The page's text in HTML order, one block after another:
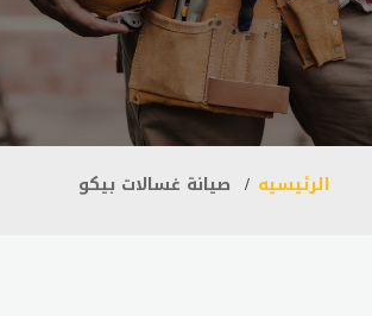
الرئيسيه صيانة غسالات بيكو